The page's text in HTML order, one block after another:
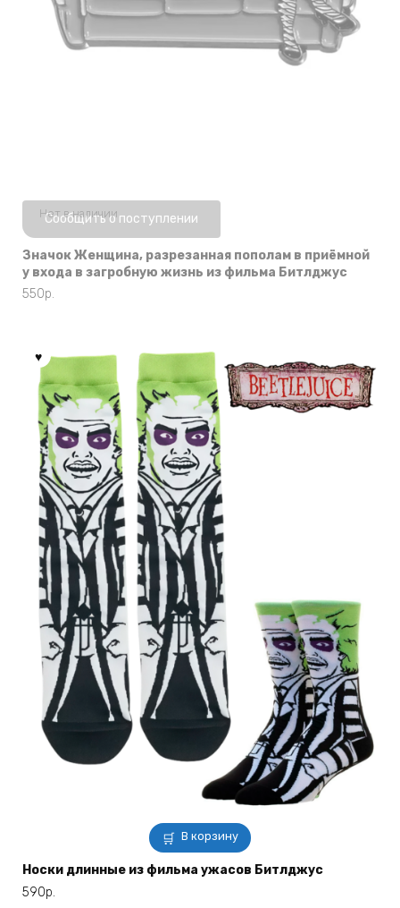
Нет в наличии
Сообщить о поступлении
Значок Женщина, разрезанная пополам в приёмной
у входа в загробную жизнь из фильма Битлджус
550р.
В корзину
Носки длинные из фильма ужасов Битлджус
590р.